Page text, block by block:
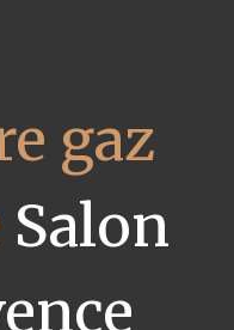
gaz
Salon